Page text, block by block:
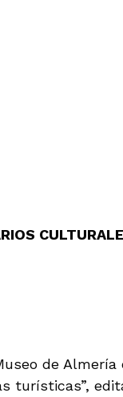
de Almería
turísticas”,